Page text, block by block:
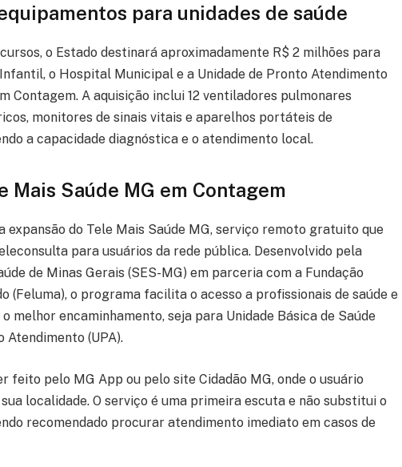
para unidades de saúde
o Estado destinará aproximadamente R$ 2 milhões para
o Hospital Municipal e a Unidade de Pronto Atendimento
Contagem. A aquisição inclui 12 ventiladores pulmonares
monitores de sinais vitais e aparelhos portáteis de
a capacidade diagnóstica e o atendimento local.
Mais Saúde MG em Contagem
expansão do Tele Mais Saúde MG, serviço remoto gratuito que
para usuários da rede pública. Desenvolvido pela
de Minas Gerais (SES-MG) em parceria com a Fundação
(Feluma), o programa facilita o acesso a profissionais de saúde e
melhor encaminhamento, seja para Unidade Básica de Saúde
Atendimento (UPA).
feito pelo MG App ou pelo site Cidadão MG, onde o usuário
localidade. O serviço é uma primeira escuta e não substitui o
recomendado procurar atendimento imediato em casos de